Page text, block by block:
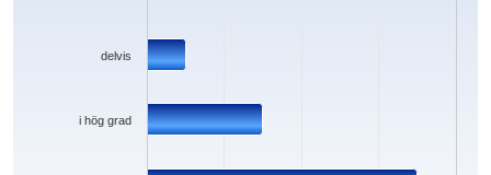
i hög grad
delvis